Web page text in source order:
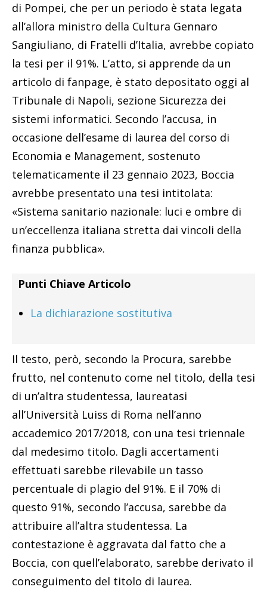
di Pompei, che per un periodo è stata legata
all’allora ministro della Cultura Gennaro
Sangiuliano, di Fratelli d’Italia, avrebbe copiato
la tesi per il 91%. L’atto, si apprende da un
articolo di fanpage, è stato depositato oggi al
Tribunale di Napoli, sezione Sicurezza dei
sistemi informatici. Secondo l’accusa, in
occasione dell’esame di laurea del corso di
Economia e Management, sostenuto
telematicamente il 23 gennaio 2023, Boccia
avrebbe presentato una tesi intitolata:
«Sistema sanitario nazionale: luci e ombre di
un’eccellenza italiana stretta dai vincoli della
finanza pubblica».
Punti Chiave Articolo
La dichiarazione sostitutiva
Il testo, però, secondo la Procura, sarebbe
frutto, nel contenuto come nel titolo, della tesi
di un’altra studentessa, laureatasi
all’Università Luiss di Roma nell’anno
accademico 2017/2018, con una tesi triennale
dal medesimo titolo. Dagli accertamenti
effettuati sarebbe rilevabile un tasso
percentuale di plagio del 91%. E il 70% di
questo 91%, secondo l’accusa, sarebbe da
attribuire all’altra studentessa. La
contestazione è aggravata dal fatto che a
Boccia, con quell’elaborato, sarebbe derivato il
conseguimento del titolo di laurea.